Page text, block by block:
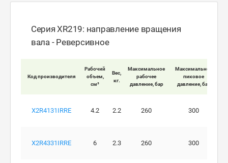
Серия XR219: направление вращения
вала - Реверсивное
Код производителя
Рабочий
объем,
см³
Вес,
кг.
Максимальное
рабочее
давление, бар
Максимальное
пиковое
давление, бар
X2R4131IRRE 4.2 2.2 260 300
X2R4331IRRE 6 2.3 260 300